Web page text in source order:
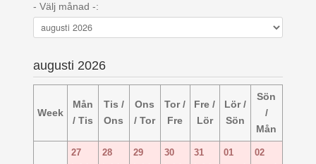
- Välj månad -:
augusti 2026
Week
Mån
/ Tis
Tis /
Ons
Ons
/ Tor
Tor /
Fre
Fre /
Lör
Lör /
Sön
Sön
/
Mån
27
28
29
30
31
01
02